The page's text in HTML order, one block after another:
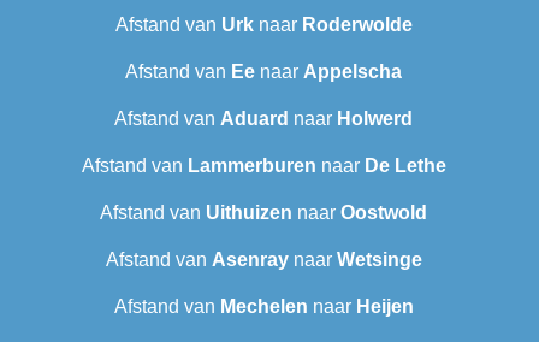
Afstand van Urknaar Roderwolde
Afstand van Ee naar Appelscha
Afstand van Aduard naar Holwerd
Afstand van Lammerburen naar De Lethe
Afstand van Uithuizen naar Oostwold
Afstand van Asenraynaar Wetsinge
Afstand van Mechelen naar Heijen